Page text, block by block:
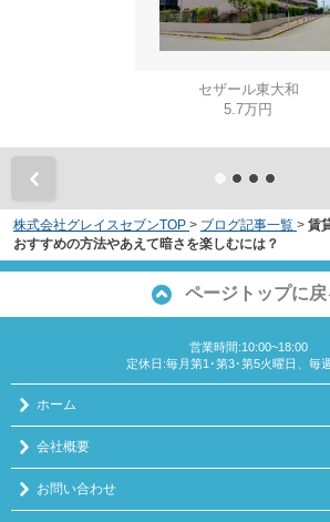
セザール東大和
5.7万円
株式会社グレイスセブンTOP > ブログ記事一覧 > 賃
おすすめの方法やあえて暗さを楽しむには？
ページトップに戻
営業時間:10:00~18:00
定休日:毎月第1･第3･第5火曜日、毎
ホーム
会社概要
お問い合わせ